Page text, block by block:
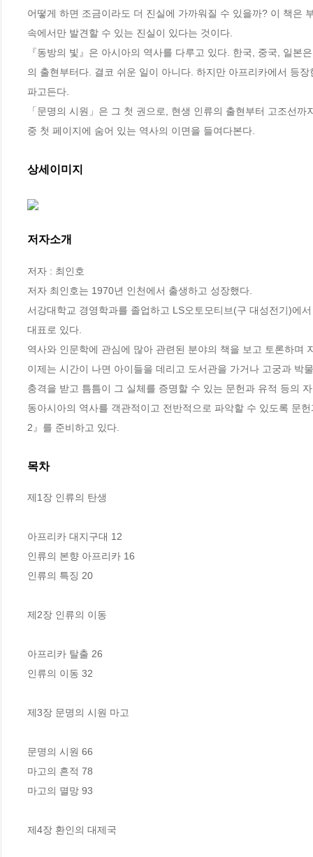
어떻게 하면 조금이라도 더 진실에 가까워질 수 있을까? 이 책은
속에서만 발견할 수 있는 진실이 있다는 것이다.
『동방의 빛』은 아시아의 역사를 다루고 있다. 한국, 중국, 일
의 출현부터다. 결코 쉬운 일이 아니다. 하지만 아프리카에서 등
파고든다.
「문명의 시원」은 그 첫 권으로, 현생 인류의 출현부터 고조선
중 첫 페이지에 숨어 있는 역사의 이면을 들여다본다.
상세이미지
저자소개
저자 : 최인호
저자 최인호는 1970년 인천에서 출생하고 성장했다.
서강대학교 경영학과를 졸업하고 LS오토모티브(구 대성전기)에
대표로 있다.
역사와 인문학에 관심에 많아 관련된 분야의 책을 보고 토론하며
이제는 시간이 나면 아이들을 데리고 도서관을 가거나 고궁과 박
충격을 받고 틈틈이 그 실체를 증명할 수 있는 문헌과 유적 등의
동아시아의 역사를 객관적이고 전반적으로 파악할 수 있도록 문
2』를 준비하고 있다.
목차
제1장 인류의 탄생
아프리카 대지구대 12
인류의 본향 아프리카 16
인류의 특징 20
제2장 인류의 이동
아프리카 탈출 26
인류의 이동 32
제3장 문명의 시원 마고
문명의 시원 66
마고의 흔적 78
마고의 멸망 93
제4장 환인의 대제국